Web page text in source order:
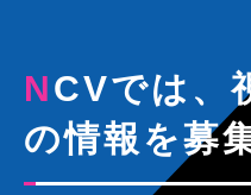
NCVでは、視聴者さまから
の情報を募